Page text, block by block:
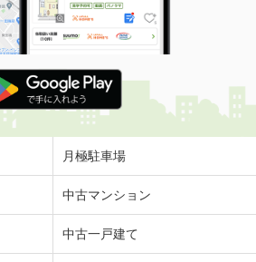
1K
中野
5.40万円
群馬県邑楽郡邑楽町大字中野
中野
5.40万円
月極駐車場
中古マンション
中古一戸建て